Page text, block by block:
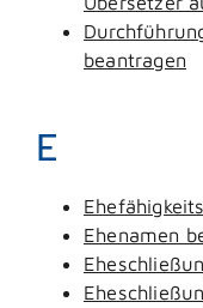
beantragen
E
Ehenamen